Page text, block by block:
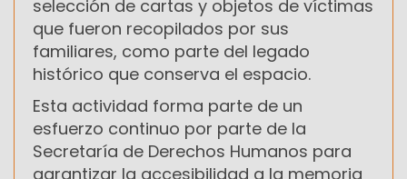
selección de cartas y objetos de víctimas
que fueron recopilados por sus
familiares, como parte del legado
histórico que conserva el espacio.
Esta actividad forma parte de un
esfuerzo continuo por parte de la
Secretaría de Derechos Humanos para
garantizar la accesibilidad a la memoria